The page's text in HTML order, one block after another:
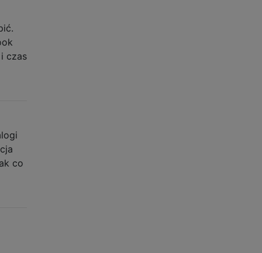
czas
co